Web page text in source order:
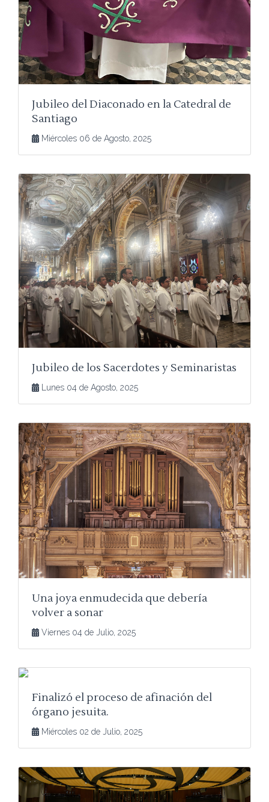
Jubileo del Diaconado en la Catedral de
Santiago
Miércoles 06 de Agosto, 2025
Jubileo de los Sacerdotes y Seminaristas
Lunes 04 de Agosto, 2025
Una joya enmudecida que debería
volver a sonar
Viernes 04 de Julio, 2025
Finalizó el proceso de afinación del
órgano jesuita.
Miércoles 02 de Julio, 2025